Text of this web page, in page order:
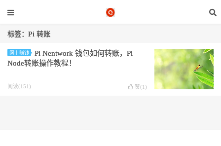
标签：Pi 转账
网上赚钱
Pi Nentwork 钱包如何转账，Pi
Node转账操作教程！
阅读(151) 赞(1 )